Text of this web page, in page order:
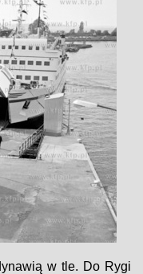
w tle. Do Rygi